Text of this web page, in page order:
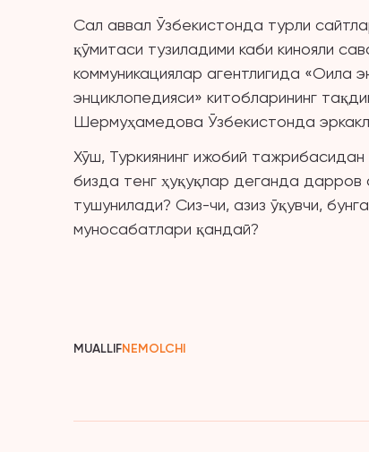
Сал аввал Ўзбекистонда турли
қўмитаси тузиладими каби кинояли
коммуникациялар агентлигида «Оила
энциклопедияси» китобларининг
Шермуҳамедова Ўзбекистонда
Хўш, Туркиянинг ижобий
бизда тенг ҳуқуқлар деганда дарров
тушунилади? Сиз-чи, азиз ўқувчи,
муносабатлари қандай?
MUALLIFNEMOLCHI